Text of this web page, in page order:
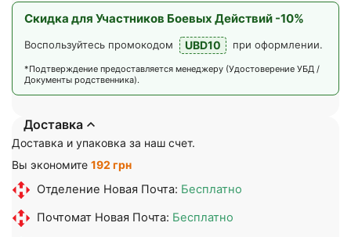
Скидка для Участников Боевых Действий -10%
Воспользуйтесь промокодом UBD10 при оформлении.
*Подтверждение предоставляется менеджеру (Удостоверение УБД /
Документы родственника).
Доставка
Доставка и упаковка за наш счет.
Вы экономите 192 грн
Отделение Новая Почта: Бесплатно
Почтомат Новая Почта: Бесплатно